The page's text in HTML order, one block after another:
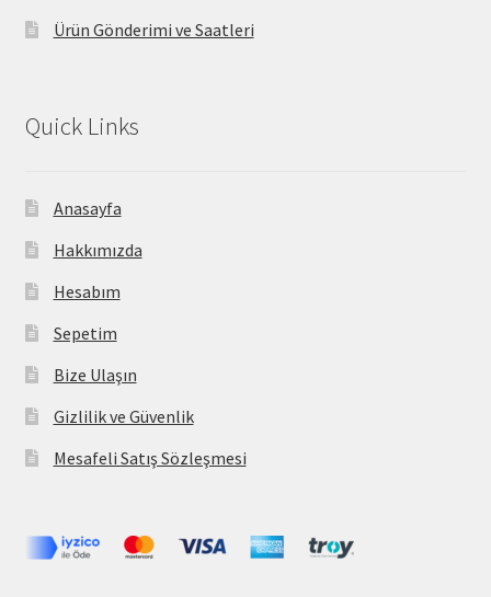
Ürün Gönderimi ve Saatleri
Quick Links
Anasayfa
Hakkımızda
Hesabım
Sepetim
Bize Ulaşın
Gizlilik ve Güvenlik
Mesafeli Satış Sözleşmesi